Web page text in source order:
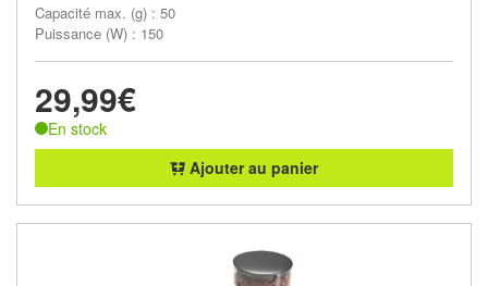
Capacité max. (g) : 50
Puissance (W) : 150
29,99€
En stock
Ajouter au panier